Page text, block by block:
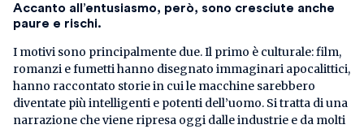
Accanto all’entusiasmo, però, sono cresciute anche
paure e rischi.
I motivi sono principalmente due. Il primo è culturale: film,
romanzi e fumetti hanno disegnato immaginari apocalittici,
hanno raccontato storie in cui le macchine sarebbero
diventate più intelligenti e potenti dell’uomo. Si tratta di una
narrazione che viene ripresa oggi dalle industrie e da molti